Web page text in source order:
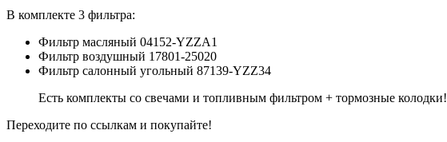
В комплекте 3 фильтра:
Фильтр масляный 04152-YZZA1
Фильтр воздушный 17801-25020
Фильтр салонный угольный 87139-YZZ34
Есть комплекты со свечами и топливным фильтром + тормозные колодки!
Переходите по ссылкам и покупайте!